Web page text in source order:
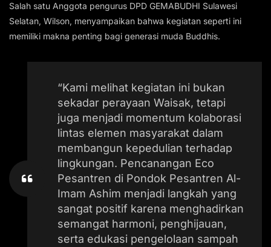
Salah satu Anggota pengurus DPD GEMABUDHI Sulawesi
Selatan, Wilson, menyampaikan bahwa kegiatan seperti ini
memiliki makna penting bagi generasi muda Buddhis.
“Kami melihat kegiatan ini bukan
sekadar perayaan Waisak, tetapi
juga menjadi momentum kolaborasi
lintas elemen masyarakat dalam
membangun kepedulian terhadap
lingkungan. Pencanangan Eco
Pesantren di Pondok Pesantren Al-
Imam Ashim menjadi langkah yang
sangat positif karena menghadirkan
semangat harmoni, penghijauan,
serta edukasi pengelolaan sampah